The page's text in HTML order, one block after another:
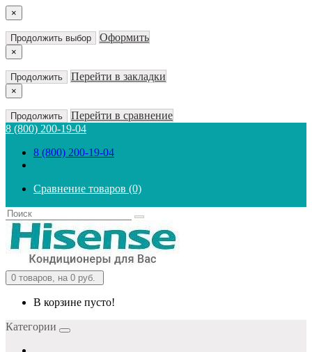
×
Продолжить выбор Оформить
×
Продолжить Перейти в закладки
×
Продолжить
Перейти в сравнение
8 (800) 200-19-04
8 (800) 200-19-04
Сравнение товаров (0)
0 товаров, на 0 руб.
В корзине пусто!
Категории